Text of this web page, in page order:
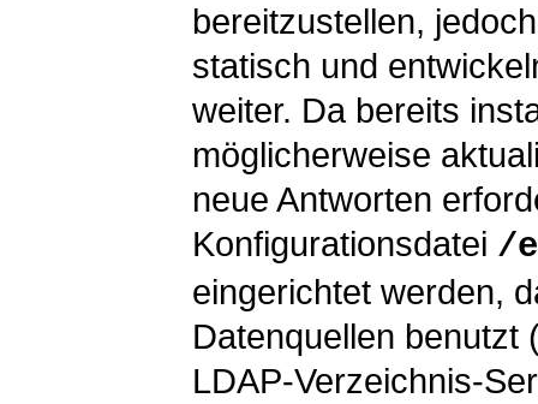
bereitzustellen,
statisch und
weiter. Da bereits
möglicherweise
neue Antworten
Konfigurationsdatei /
eingerichtet werden,
Datenquellen benutzt
LDAP-Verzeichnis-